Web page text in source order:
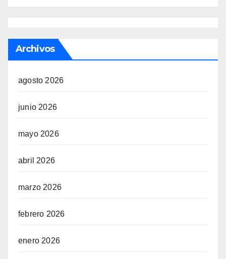
Archivos
agosto 2026
junio 2026
mayo 2026
abril 2026
marzo 2026
febrero 2026
enero 2026